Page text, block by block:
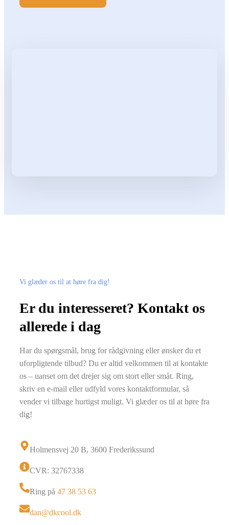
Vi glæder os til at høre fra dig!
Er du interesseret? Kontakt os
allerede i dag
Har du spørgsmål, brug for rådgivning eller ønsker du et
uforpligtende tilbud? Du er altid velkommen til at kontakte
os – uanset om det drejer sig om stort eller småt. Ring,
skriv en e-mail eller udfyld vores kontaktformular, så
vender vi tilbage hurtigst muligt. Vi glæder os til at høre fra
dig!
Holmensvej 20 B, 3600 Frederikssund
CVR: 32767338
Ring på 47 38 53 63
dan@dkcool.dk